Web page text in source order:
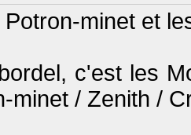
minet et
c'est les
minet / Zenith /